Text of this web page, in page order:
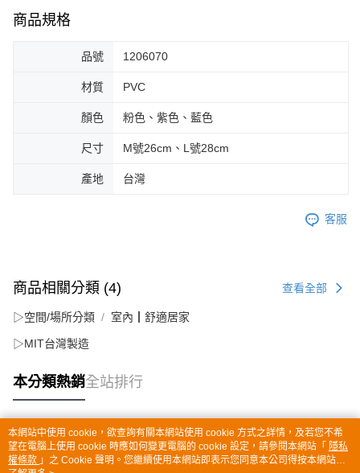
商品規格
品號 1206070
材質 PVC
顏色 粉色、紫色、藍色
尺寸 M號26cm、L號28cm
產地 台灣
客服
商品相關分類 (4) 查看全部
▷空間/場所分類 室內┃舒適居家
▷MIT台灣製造
本分類熱銷全站排行
熱門標籤
本網站中使用 cookie，欲查詢有關本網站使用 cookie 方式之詳情，及若您不希
望在電腦上使用 cookie 時應如何變更電腦的 cookie 設定，請參閱本網站「 隱私
權條款 」之 Cookie 聲明。您繼續使用本網站即表示您同意本公司得按本網站使